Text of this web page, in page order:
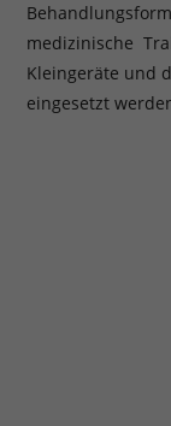
medizinische
Kleingeräte und
eingesetzt